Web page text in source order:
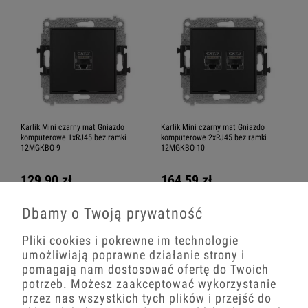
Karlik Mini czarny mat Gniazdo
komputerowe 1xRJ45 bez ramki
12MGKBO-9
129,90 zł
− +
Karlik Mini czarny mat Gniazdo
komputerowe 2xRJ45 bez ramki
12MGKBO-10
164,59 zł
−
Dbamy o Twoją prywatność
Pliki cookies i pokrewne im technologie
umożliwiają poprawne działanie strony i
pomagają nam dostosować ofertę do Twoich
potrzeb. Możesz zaakceptować wykorzystanie
przez nas wszystkich tych plików i przejść do